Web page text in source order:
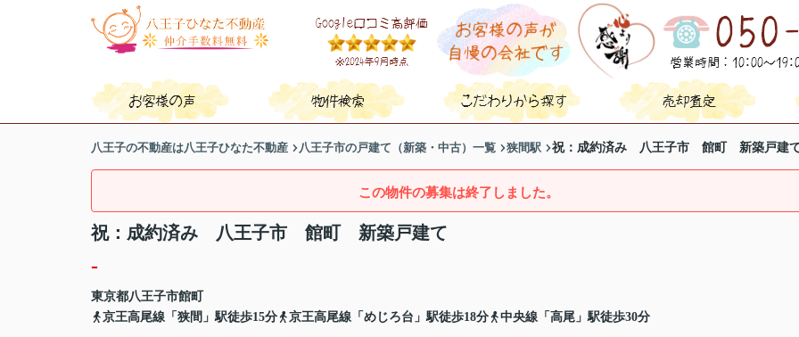
八王子の不動産は八王子ひなた不動産 八王子市の戸建て（新築・中古）一覧 狭間駅 祝：成約済み 八王子市 館町 新築戸建
この物件の募集は終了しました。
祝：成約済み 八王子市 館町 新築戸建て
-
東京都八王子市館町
京王高尾線「狭間」駅徒歩15分
京王高尾線「めじろ台」駅徒歩18分 中央線「高尾」駅徒歩30分